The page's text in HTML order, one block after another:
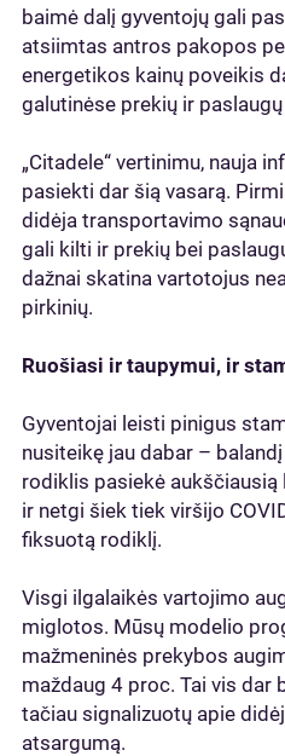
baimė dalį gyventojų gali
atsiimtas antros pakopos
energetikos kainų poveikis
galutinėse prekių ir
„Citadele“ vertinimu, nauja
pasiekti dar šią vasarą.
didėja transportavimo
gali kilti ir prekių bei
dažnai skatina vartotojus
pirkinių.
Ruošiasi ir taupymui, ir
Gyventojai leisti pinigus
nusiteikę jau dabar –
rodiklis pasiekė
ir netgi šiek tiek viršijo
fiksuotą rodiklį.
Visgi ilgalaikės vartojimo
miglotos. Mūsų modelio
mažmeninės prekybos
maždaug 4 proc. Tai vis dar
tačiau signalizuotų apie
atsargumą.